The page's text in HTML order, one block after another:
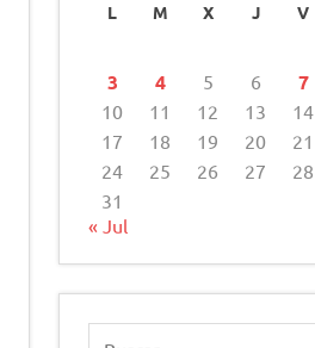
L M X J V
3
4 5 6 7
10
11 12 13 14
17
18 19 20 21
24
25 26 27 28
31
« Jul